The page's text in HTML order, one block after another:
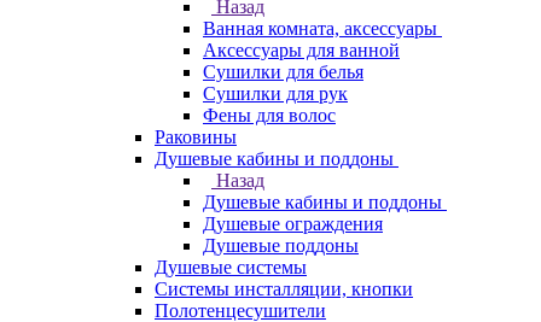
Назад
Ванная комната, аксессуары
Аксессуары для ванной
Сушилки для белья
Сушилки для рук
Фены для волос
Раковины
Душевые кабины и поддоны
Назад
Душевые кабины и поддоны
Душевые ограждения
Душевые поддоны
Душевые системы
Системы инсталляции, кнопки
Полотенцесушители